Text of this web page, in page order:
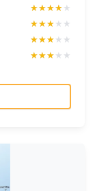
★★★★★
★★★★★
★★★★★
★★★★★
★★★★★
★★★★★
★★★★★
★★★★★